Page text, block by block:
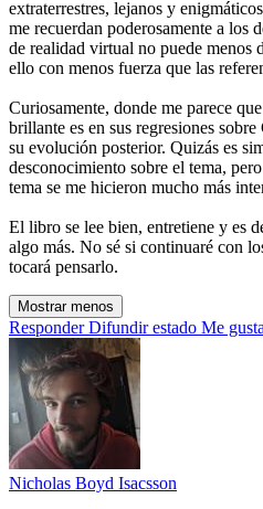
extraterrestres, lejanos y
me recuerdan poderosamente a los
de realidad virtual no puede menos
ello con menos fuerza que las
Curiosamente, donde me parece
brillante es en sus regresiones
su evolución posterior. Quizás es
desconocimiento sobre el tema,
tema se me hicieron mucho más
El libro se lee bien, entretiene y es
algo más. No sé si continuaré con
tocará pensarlo.
Mostrar menos
Responder Difundir estado Me
Nicholas Boyd Isacsson